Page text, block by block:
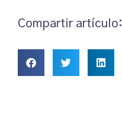
Compartir artículo: